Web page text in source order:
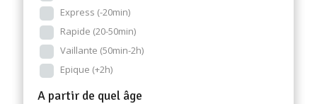
Express (-20min)
Rapide (20-50min)
Vaillante (50min-2h)
Epique (+2h)
A partir de quel âge